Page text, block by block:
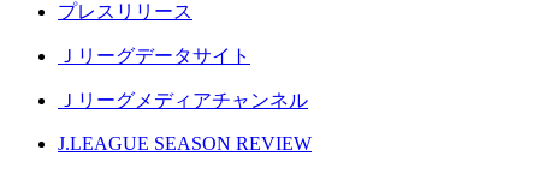
プレスリリース
Ｊリーグデータサイト
Ｊリーグメディアチャンネル
J.LEAGUE SEASON REVIEW